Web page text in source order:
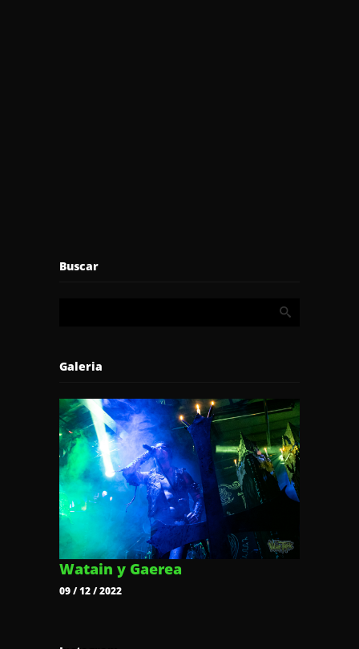
Buscar
Galeria
Watain y Gaerea
09 / 12 / 2022